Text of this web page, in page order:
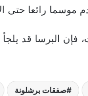
موسما رائعا حتى
البرسا قد يلجأ
صفقات برشلونة